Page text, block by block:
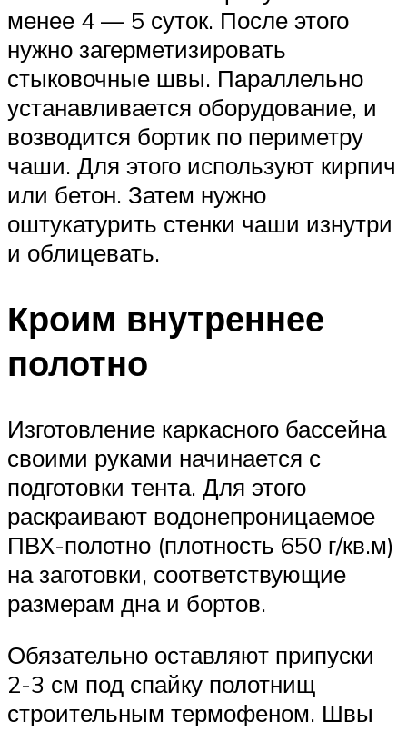
менее 4 — 5 суток. После этого
нужно загерметизировать
стыковочные швы. Параллельно
устанавливается оборудование, и
возводится бортик по периметру
чаши. Для этого используют кирпич
или бетон. Затем нужно
оштукатурить стенки чаши изнутри
и облицевать.
Кроим внутреннее
полотно
Изготовление каркасного бассейна
своими руками начинается с
подготовки тента. Для этого
раскраивают водонепроницаемое
ПВХ-полотно (плотность 650 г/кв.м)
на заготовки, соответствующие
размерам дна и бортов.
Обязательно оставляют припуски
2-3 см под спайку полотнищ
строительным термофеном. Швы